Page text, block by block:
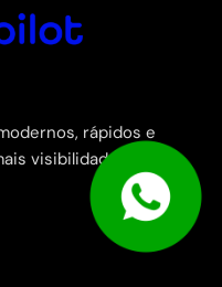
rápidos e
visibilidade, leads